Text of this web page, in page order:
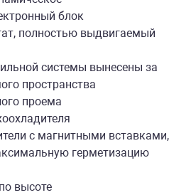
блок
полностью выдвигаемый
системы вынесены за
пространства
проема
с магнитными вставками,
герметизацию
высоте